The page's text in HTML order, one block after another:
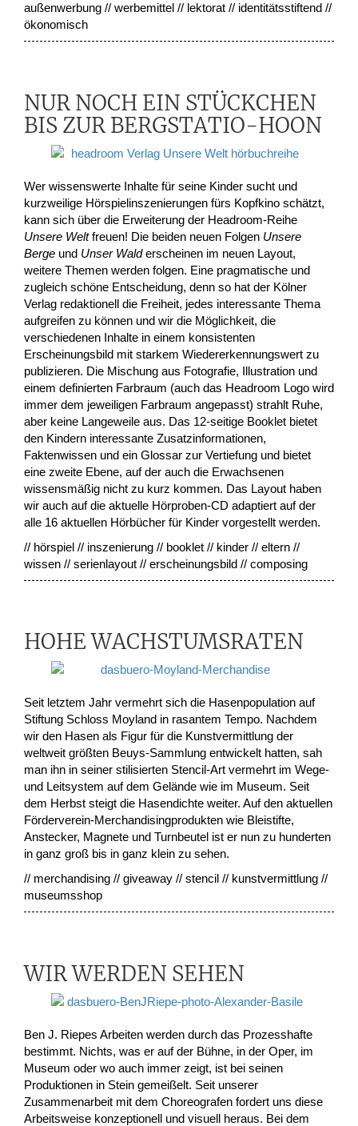
außenwerbung // werbemittel // lektorat // identitätsstiftend //
ökonomisch
NUR NOCH EIN STÜCKCHEN
BIS ZUR BERGSTATIO-HOON
Wer wissenswerte Inhalte für seine Kinder sucht und
kurzweilige Hörspielinszenierungen fürs Kopfkino schätzt,
kann sich über die Erweiterung der Headroom-Reihe
Unsere Weltfreuen! Die beiden neuen Folgen Unsere
Bergeund Unser Walderscheinen im neuen Layout,
weitere Themen werden folgen. Eine pragmatische und
zugleich schöne Entscheidung, denn so hat der Kölner
Verlag redaktionell die Freiheit, jedes interessante Thema
aufgreifen zu können und wir die Möglichkeit, die
verschiedenen Inhalte in einem konsistenten
Erscheinungsbild mit starkem Wiedererkennungswert zu
publizieren. Die Mischung aus Fotografie, Illustration und
einem definierten Farbraum (auch das Headroom Logo wird
immer dem jeweiligen Farbraum angepasst) strahlt Ruhe,
aber keine Langeweile aus. Das 12-seitige Booklet bietet
den Kindern interessante Zusatzinformationen,
Faktenwissen und ein Glossar zur Vertiefung und bietet
eine zweite Ebene, auf der auch die Erwachsenen
wissensmäßig nicht zu kurz kommen. Das Layout haben
wir auch auf die aktuelle Hörproben-CD adaptiert auf der
alle 16 aktuellen Hörbücher für Kinder vorgestellt werden.
// hörspiel // inszenierung // booklet // kinder // eltern //
wissen // serienlayout // erscheinungsbild // composing
HOHE WACHSTUMSRATEN
Seit letztem Jahr vermehrt sich die Hasenpopulation auf
Stiftung Schloss Moyland in rasantem Tempo. Nachdem
wir den Hasen als Figur für die Kunstvermittlung der
weltweit größten Beuys-Sammlung entwickelt hatten, sah
man ihn in seiner stilisierten Stencil-Art vermehrt im Wege-
und Leitsystem auf dem Gelände wie im Museum. Seit
dem Herbst steigt die Hasendichte weiter. Auf den aktuellen
Förderverein-Merchandisingprodukten wie Bleistifte,
Anstecker, Magnete und Turnbeutel ist er nun zu hunderten
in ganz groß bis in ganz klein zu sehen.
// merchandising // giveaway // stencil // kunstvermittlung //
museumsshop
WIR WERDEN SEHEN
Ben J. Riepes Arbeiten werden durch das Prozesshafte
bestimmt. Nichts, was er auf der Bühne, in der Oper, im
Museum oder wo auch immer zeigt, ist bei seinen
Produktionen in Stein gemeißelt. Seit unserer
Zusammenarbeit mit dem Choreografen fordert uns diese
Arbeitsweise konzeptionell und visuell heraus. Bei dem